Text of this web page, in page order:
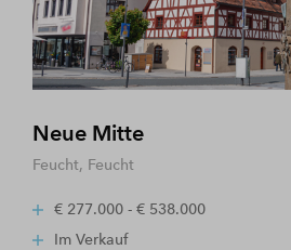
Neue Mitte
Feucht, Feucht
€ 277.000 - € 538.000
Im Verkauf